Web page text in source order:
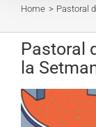
Home Pastoral
Pastoral
la
View
Larger
Image